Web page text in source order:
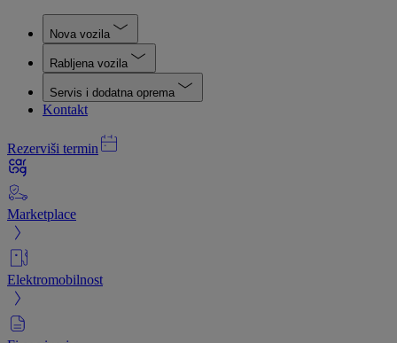
Nova vozila
Rabljena vozila
Servis i dodatna oprema
Kontakt
Rezerviši termin
Marketplace
Elektromobilnost